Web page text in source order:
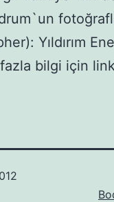
Yıldırım
bilgi için